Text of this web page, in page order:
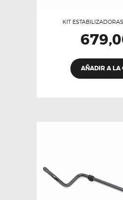
KIT
AÑADIR A LA